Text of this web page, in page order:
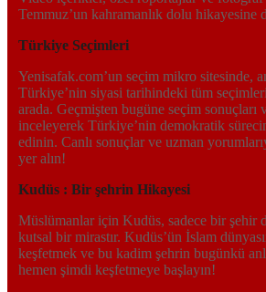
Temmuz’un kahramanlık dolu hikayesine
Türkiye Seçimleri
Yenisafak.com’un seçim mikro sitesinde,
Türkiye’nin siyasi tarihindeki tüm
arada. Geçmişten bugüne seçim sonuçları
inceleyerek Türkiye’nin demokratik
edinin. Canlı sonuçlar ve uzman
yer alın!
Kudüs : Bir şehrin Hikayesi
Müslümanlar için Kudüs, sadece bir şehir
kutsal bir mirastır. Kudüs’ün İslam
keşfetmek ve bu kadim şehrin bugünkü
hemen şimdi keşfetmeye başlayın!